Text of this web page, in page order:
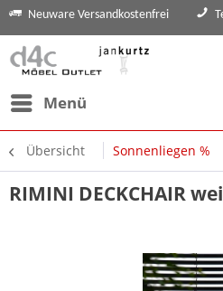
Neuware Versandkostenfrei
Menü
Übersicht Sonnenliegen %
RIMINI DECKCHAIR